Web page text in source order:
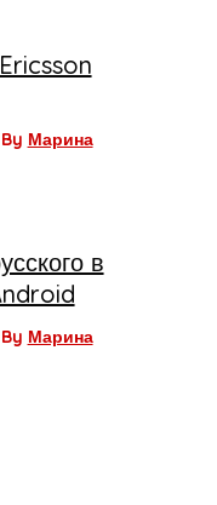
Марина
в
Марина